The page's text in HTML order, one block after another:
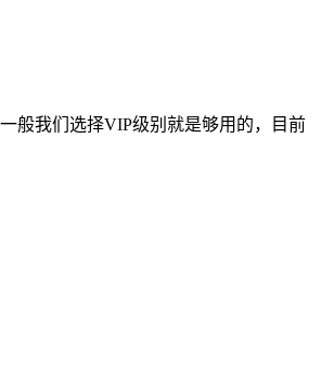
般我们选择VIP级别就是够用的，目前